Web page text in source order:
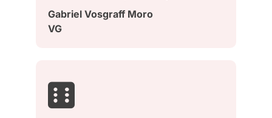
Gabriel Vosgraff Moro
VG